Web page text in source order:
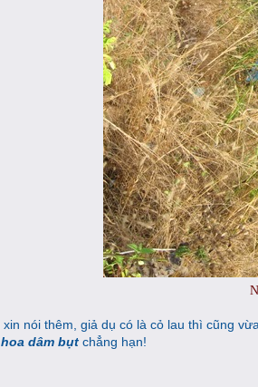
xin nói thêm, giả dụ có là cỏ lau thì cũng
dâm bụt chẳng hạn!